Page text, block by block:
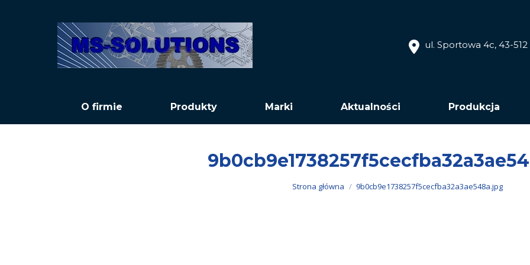
ul. Sportowa 4c, 43-
O firmie Produkty Marki Aktualności Produkcja
Jesteś tutaj:
Strona główna 9b0cb9e1738257f5cecfba32a3ae548a.jpg